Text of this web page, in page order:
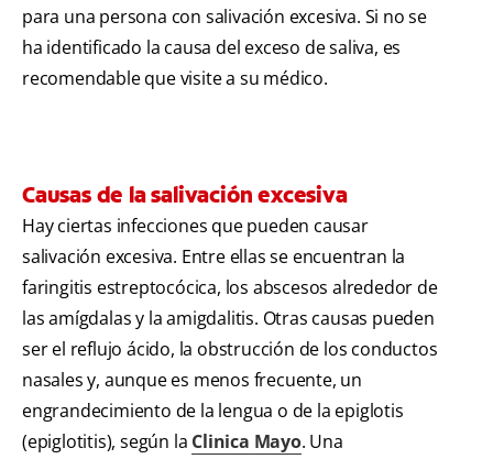
para una persona con salivación excesiva. Si no se
ha identificado la causa del exceso de saliva, es
recomendable que visite a su médico.
Causas de la salivación excesiva
Hay ciertas infecciones que pueden causar
salivación excesiva. Entre ellas se encuentran la
faringitis estreptocócica, los abscesos alrededor de
las amígdalas y la amigdalitis. Otras causas pueden
ser el reflujo ácido, la obstrucción de los conductos
nasales y, aunque es menos frecuente, un
engrandecimiento de la lengua o de la epiglotis
(epiglotitis), según la Clinica Mayo. Una